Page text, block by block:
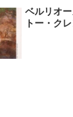
ベルリオ
トー・ク